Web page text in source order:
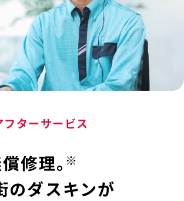
ターサービス
修理。
※
のダスキンが